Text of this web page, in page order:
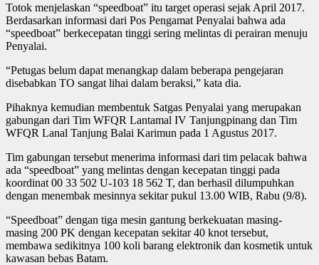
Totok menjelaskan “speedboat” itu target operasi sejak April 2017.
Berdasarkan informasi dari Pos Pengamat Penyalai bahwa ada
“speedboat” berkecepatan tinggi sering melintas di perairan menuju
Penyalai.
“Petugas belum dapat menangkap dalam beberapa pengejaran
disebabkan TO sangat lihai dalam beraksi,” kata dia.
Pihaknya kemudian membentuk Satgas Penyalai yang merupakan
gabungan dari Tim WFQR Lantamal IV Tanjungpinang dan Tim
WFQR Lanal Tanjung Balai Karimun pada 1 Agustus 2017.
Tim gabungan tersebut menerima informasi dari tim pelacak bahwa
ada “speedboat” yang melintas dengan kecepatan tinggi pada
koordinat 00 33 502 U-103 18 562 T, dan berhasil dilumpuhkan
dengan menembak mesinnya sekitar pukul 13.00 WIB, Rabu (9/8).
“Speedboat” dengan tiga mesin gantung berkekuatan masing-
masing 200 PK dengan kecepatan sekitar 40 knot tersebut,
membawa sedikitnya 100 koli barang elektronik dan kosmetik untuk
kawasan bebas Batam.